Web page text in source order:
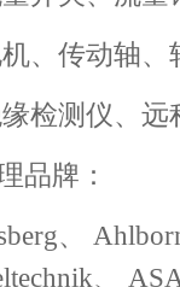
、传动轴、
检测仪、远
品牌：
、
、